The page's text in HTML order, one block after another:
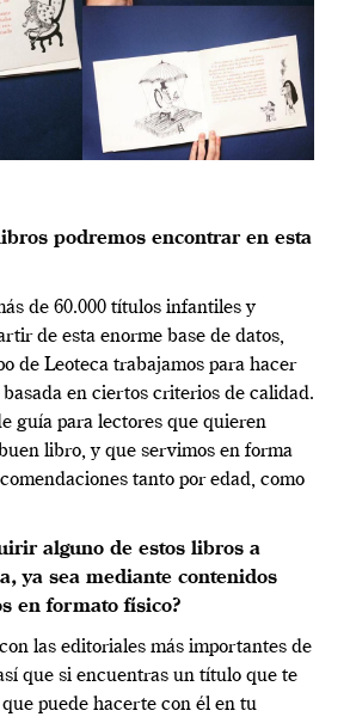
podremos encontrar en esta
de 60.000 títulos infantiles y
de esta enorme base de datos,
de Leoteca trabajamos para hacer
en ciertos criterios de calidad.
guía para lectores que quieren
libro, y que servimos en forma
tanto por edad, como
alguno de estos libros a
ya sea mediante contenidos
en formato físico?
las editoriales más importantes de
que si encuentras un título que te
puede hacerte con él en tu